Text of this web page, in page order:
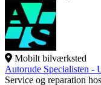
Mobilt bilværksted
Autorude Specialisten -
Service og reparation